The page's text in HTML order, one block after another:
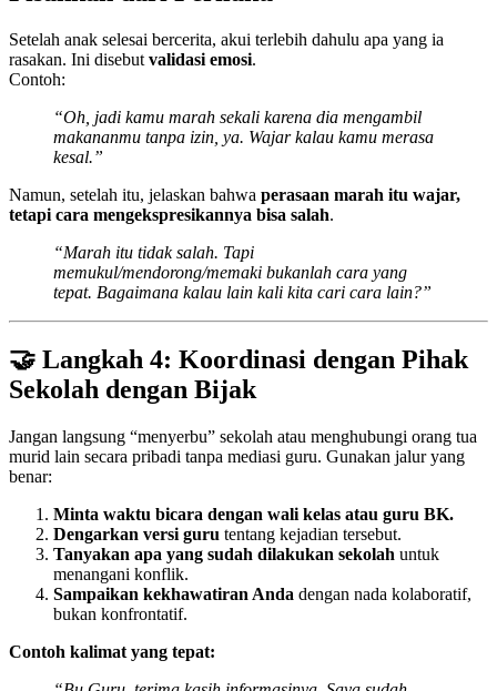
Setelah anak selesai bercerita, akui terlebih dahulu apa yang ia
rasakan. Ini disebut validasi emosi.
Contoh:
“Oh, jadi kamu marah sekali karena dia mengambil
makananmu tanpa izin, ya. Wajar kalau kamu merasa
kesal.”
Namun, setelah itu, jelaskan bahwa perasaan marah itu wajar,
tetapi cara mengekspresikannya bisa salah.
“Marah itu tidak salah. Tapi
memukul/mendorong/memaki bukanlah cara yang
tepat. Bagaimana kalau lain kali kita cari cara lain?”
🤝 Langkah 4: Koordinasi dengan Pihak
Sekolah dengan Bijak
Jangan langsung “menyerbu” sekolah atau menghubungi orang tua
murid lain secara pribadi tanpa mediasi guru. Gunakan jalur yang
benar:
Minta waktu bicara dengan wali kelas atau guru BK.
Dengarkan versi guru tentang kejadian tersebut.
Tanyakan apa yang sudah dilakukan sekolah untuk
menangani konflik.
Sampaikan kekhawatiran Anda dengan nada kolaboratif,
bukan konfrontatif.
Contoh kalimat yang tepat: